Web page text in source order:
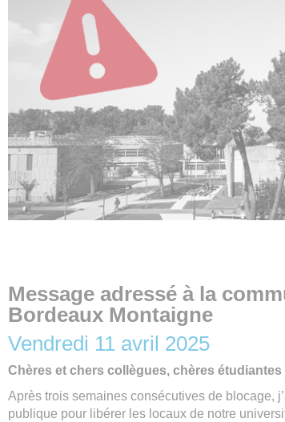
Message adressé à la
Bordeaux Montaigne
Vendredi 11 avril 2025
Chères et chers collègues, chères
Après trois semaines consécutives de blocage,
publique pour libérer les locaux de notre